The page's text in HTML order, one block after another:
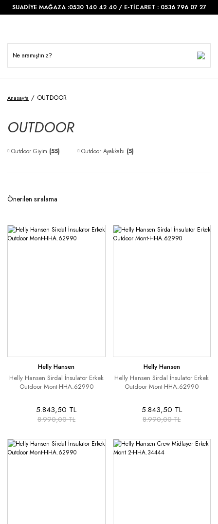
SUADİYE MAĞAZA :0530 140 42 40 / E-TİCARET : 0536 796 07 27
Anasayfa OUTDOOR
OUTDOOR
Outdoor Giyim (55) Outdoor Ayakkabı (5)
Helly Hansen
Helly Hansen Sirdal İnsulator Erkek
Outdoor Mont-HHA.62990
5.843,50 TL
8.990,00 TL
Helly Hansen
Helly Hansen Sirdal İnsulator Erkek
Outdoor Mont-HHA.62990
5.843,50 TL
8.990,00 TL